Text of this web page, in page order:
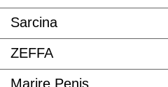
Sarcina
ZEFFA
Marire Penis